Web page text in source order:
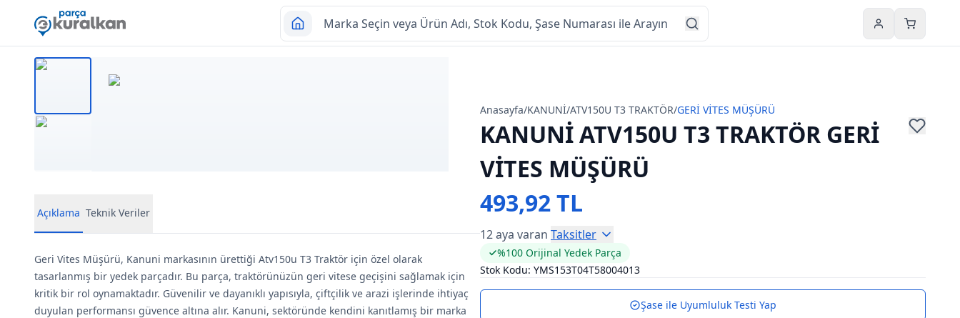
HesabımSepetim
Anasayfa/KANUNİ/ATV150U T3 TRAKTÖR/GERİ VİTES MÜŞÜRÜ
KANUNİ ATV150U T3 TRAKTÖR GERİ
VİTES MÜŞÜRÜ
493,92 TL
12 aya varan Taksitler
%100 Orijinal Yedek Parça
Stok Kodu: YMS153T04T58004013
Şase ile Uyumluluk Testi Yap
Açıklama Teknik Veriler
Geri Vites Müşürü, Kanuni markasının ürettiği Atv150u T3 Traktör için özel olarak
tasarlanmış bir yedek parçadır. Bu parça, traktörünüzün geri vitese geçişini sağlamak için
kritik bir rol oynamaktadır. Güvenilir ve dayanıklı yapısıyla, çiftçilik ve arazi işlerinde ihtiyaç
duyulan performansı güvence altına alır. Kanuni, sektöründe kendini kanıtlamış bir marka